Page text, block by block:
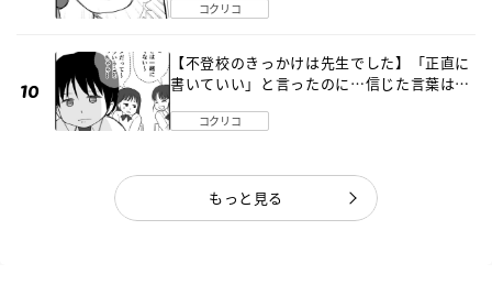
コクリコ
【不登校のきっかけは先生でした】「正直に
書いていい」と言ったのに…信じた言葉は噓
コクリコ
もっと見る